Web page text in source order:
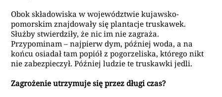
Obok składowiska w województwie kujawsko-
pomorskim znajdowały się plantacje truskawek.
Służby stwierdziły, że nic im nie zagraża.
Przypominam – najpierw dym, później woda, a na
końcu osiadał tam popiół z pogorzeliska, którego nikt
nie zabezpieczył. Później ludzie te truskawki jedli.
Zagrożenie utrzymuje się przez długi czas?